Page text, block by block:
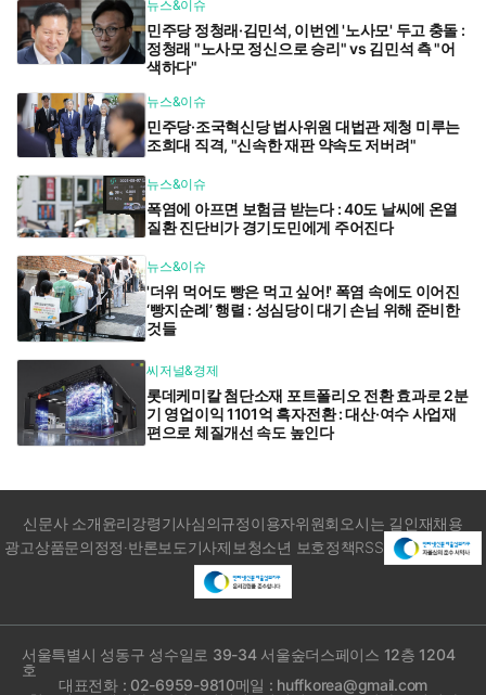
뉴스&이슈
민주당 정청래·김민석, 이번엔 '노사모' 두고 충돌 :
정청래 "노사모 정신으로 승리" vs 김민석 측 "어
색하다"
뉴스&이슈
민주당·조국혁신당 법사위원 대법관 제청 미루는
조희대 직격, "신속한 재판 약속도 저버려"
뉴스&이슈
폭염에 아프면 보험금 받는다 : 40도 날씨에 온열
질환 진단비가 경기도민에게 주어진다
뉴스&이슈
'더위 먹어도 빵은 먹고 싶어!' 폭염 속에도 이어진
‘빵지순례’ 행렬 : 성심당이 대기 손님 위해 준비한
것들
씨저널&경제
롯데케미칼 첨단소재 포트폴리오 전환 효과로 2분
기 영업이익 1101억 흑자전환 : 대산·여수 사업재
편으로 체질개선 속도 높인다
신문사 소개윤리강령기사심의규정이용자위원회 오시는 길인재채용
광고상품문의정정·반론보도기사제보청소년 보호정책RSS
서울특별시 성동구 성수일로 39-34 서울숲더스페이스 12층 1204
호
대표전화 : 02-6959-9810메일 : huffkorea@gmail.com